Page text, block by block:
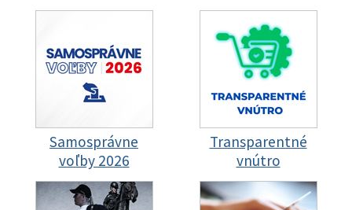
Samosprávne
voľby 2026
Transparentné
vnútro